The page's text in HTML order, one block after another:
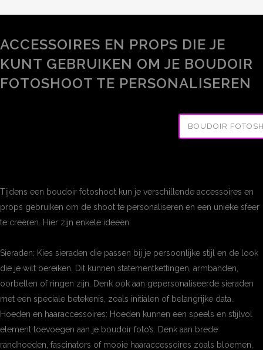
ACCESSOIRES EN PROPS DIE JE
KUNT GEBRUIKEN OM JE BOUDOIR
FOTOSHOOT TE PERSONALISEREN
BOUDOIR
Tijdens een boudoir fotoshoot kun je verschillende accessoires en
props gebruiken om de shoot te personaliseren en een unieke sfeer
te creëren. Hier zijn enkele ideeën:
Sieraden: Kies sieraden die passen bij je persoonlijke stijl en de look
die je wilt bereiken. Dit kunnen statementkettingen, armbanden,
oorbellen of ringen zijn. Denk ook aan gepersonaliseerde sieraden
met een speciale betekenis, zoals initialen of belangrijke data.
Hoeden en haaraccessoires: Hoeden kunnen een speels en stijlvol
element toevoegen aan je boudoir foto’s. Denk aan brede
randhoeden, fascinators of mooie haaraccessoires zoals bloemen,